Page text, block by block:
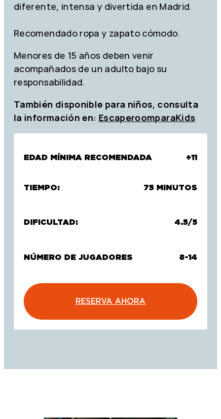
diferente, intensa y divertida en Madrid.
Recomendado ropa y zapato cómodo.
Menores de 15 años deben venir
acompañados de un adulto bajo su
responsabilidad.
También disponible para niños, consulta
la información en: EscaperoomparaKids
EDAD MÍNIMA RECOMENDADA +11
TIEMPO: 75 MINUTOS
DIFICULTAD: 4.5/5
NÚMERO DE JUGADORES 8-14
RESERVA AHORA